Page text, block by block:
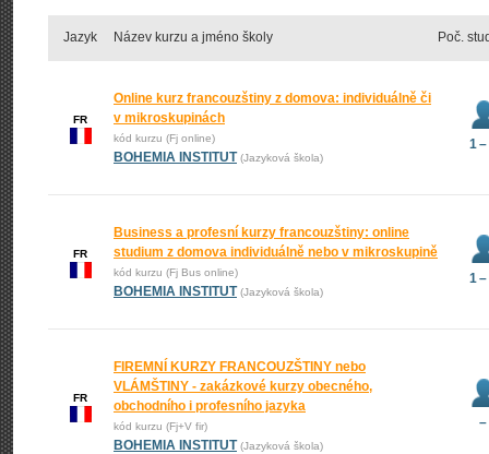
Jazyk Název kurzu a jméno školy Poč.
FR
Online kurz francouzštiny z domova: individuálně či
v mikroskupinách
kód kurzu (Fj online)
BOHEMIA INSTITUT (Jazyková škola)
1
FR
Business a profesní kurzy francouzštiny: online
studium z domova individuálně nebo v mikroskupině
kód kurzu (Fj Bus online)
BOHEMIA INSTITUT (Jazyková škola)
1
FR
FIREMNÍ KURZY FRANCOUZŠTINY nebo
VLÁMŠTINY - zakázkové kurzy obecného,
obchodního i profesního jazyka
kód kurzu (Fj+V fir)
BOHEMIA INSTITUT (Jazyková škola)
–